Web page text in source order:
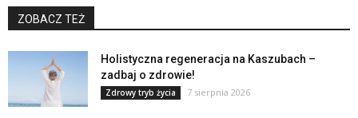
ZOBACZ TEŻ
Holistyczna regeneracja na Kaszubach –
zadbaj o zdrowie!
Zdrowy tryb życia 7 sierpnia 2026